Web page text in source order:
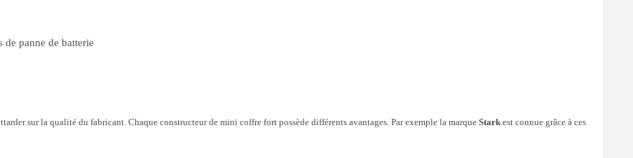
panne de batterie
sur la qualité du fabricant. Chaque constructeur de mini coffre fort possède différents avantages. Par exemple la marque Stark est connue grâce à ces